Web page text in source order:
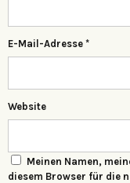
E-Mail-Adresse *
Website
Meinen Namen,
diesem Browser für die